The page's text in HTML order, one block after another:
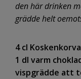
den här drinken
grädde helt
4 cl
1 dl varm
vispgrädde att